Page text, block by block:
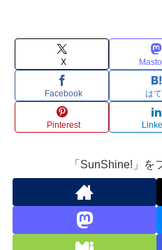
X
Facebook は
Pinterest
「SunShine!」を